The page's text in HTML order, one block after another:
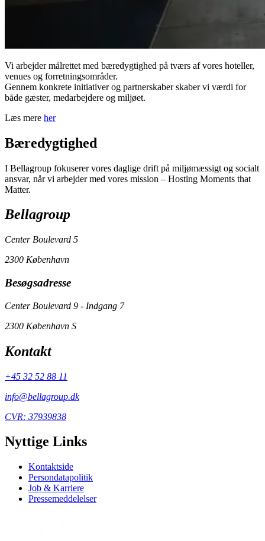
Vi arbejder målrettet med bæredygtighed på tværs af vores hoteller,
venues og forretningsområder.
Gennem konkrete initiativer og partnerskaber skaber vi værdi for
både gæster, medarbejdere og miljøet.
Læs mere her
Bæredygtighed
I Bellagroup fokuserer vores daglige drift på miljømæssigt og socialt
ansvar, når vi arbejder med vores mission – Hosting Moments that
Matter.
Bellagroup
Center Boulevard 5
2300 København
Besøgsadresse
Center Boulevard 9 - Indgang 7
2300 København S
Kontakt
+45 32 52 88 11
info@bellagroup.dk
CVR: 37939838
Nyttige Links
Kontaktside
Persondatapolitik
Job & Karriere
Pressemeddelelser